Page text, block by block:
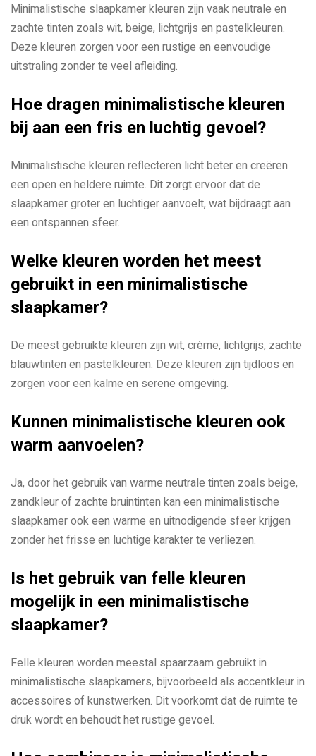
Minimalistische slaapkamer kleuren zijn vaak neutrale en
zachte tinten zoals wit, beige, lichtgrijs en pastelkleuren.
Deze kleuren zorgen voor een rustige en eenvoudige
uitstraling zonder te veel afleiding.
Hoe dragen minimalistische kleuren
bij aan een fris en luchtig gevoel?
Minimalistische kleuren reflecteren licht beter en creëren
een open en heldere ruimte. Dit zorgt ervoor dat de
slaapkamer groter en luchtiger aanvoelt, wat bijdraagt aan
een ontspannen sfeer.
Welke kleuren worden het meest
gebruikt in een minimalistische
slaapkamer?
De meest gebruikte kleuren zijn wit, crème, lichtgrijs, zachte
blauwtinten en pastelkleuren. Deze kleuren zijn tijdloos en
zorgen voor een kalme en serene omgeving.
Kunnen minimalistische kleuren ook
warm aanvoelen?
Ja, door het gebruik van warme neutrale tinten zoals beige,
zandkleur of zachte bruintinten kan een minimalistische
slaapkamer ook een warme en uitnodigende sfeer krijgen
zonder het frisse en luchtige karakter te verliezen.
Is het gebruik van felle kleuren
mogelijk in een minimalistische
slaapkamer?
Felle kleuren worden meestal spaarzaam gebruikt in
minimalistische slaapkamers, bijvoorbeeld als accentkleur in
accessoires of kunstwerken. Dit voorkomt dat de ruimte te
druk wordt en behoudt het rustige gevoel.